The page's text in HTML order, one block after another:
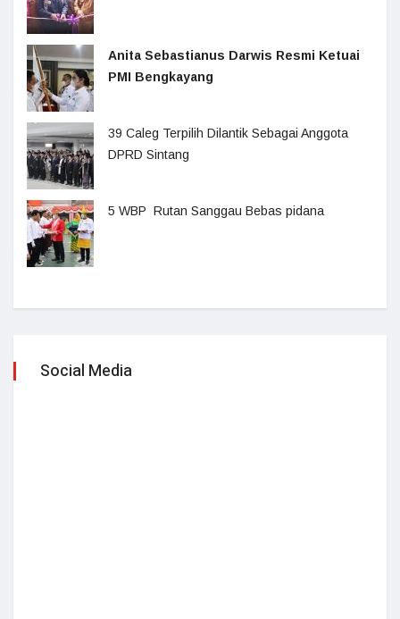
Anita Sebastianus Darwis Resmi Ketuai
PMI Bengkayang
39 Caleg Terpilih Dilantik Sebagai Anggota
DPRD Sintang
5 WBP Rutan Sanggau Bebas pidana
Social Media